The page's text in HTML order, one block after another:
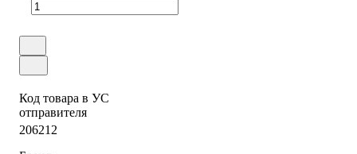
Код товара в УС
отправителя
206212